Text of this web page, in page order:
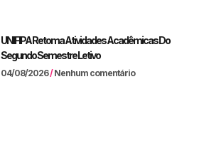
UNIFIPA Retoma Atividades Acadêmicas Do
Segundo Semestre Letivo
04/08/2026 Nenhum comentário